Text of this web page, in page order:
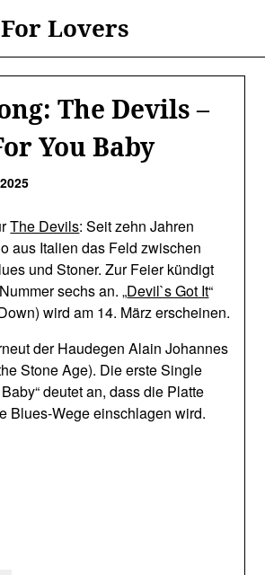
Lovers
The Devils –
You Baby
The Devils: Seit zehn Jahren
aus Italien das Feld zwischen
und Stoner. Zur Feier kündigt
sechs an. „Devil`s Got It“
wird am 14. März erscheinen.
der Haudegen Alain Johannes
Stone Age). Die erste Single
deutet an, dass die Platte
Blues-Wege einschlagen wird.